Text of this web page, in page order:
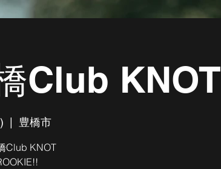
Club KNOT
豊橋市
Club KNOT